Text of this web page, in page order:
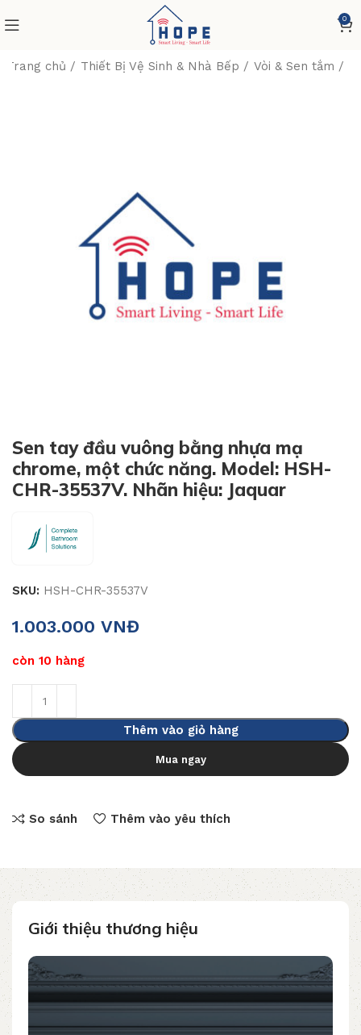
0
Trang chủ Thiết Bị Vệ Sinh & Nhà Bếp Vòi & Sen tắm
Sen tay đầu vuông bằng nhựa mạ
chrome, một chức năng. Model: HSH-
CHR-35537V. Nhãn hiệu: Jaquar
SKU: HSH-CHR-35537V
1.003.000 VNĐ
còn 10 hàng
Thêm vào giỏ hàng
Mua ngay
So sánh Thêm vào yêu thích
Giới thiệu thương hiệu